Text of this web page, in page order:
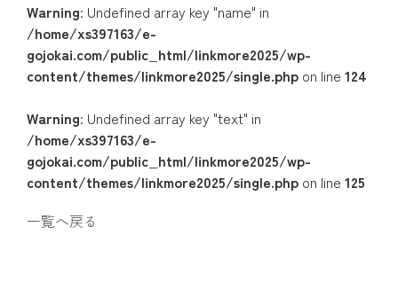
Warning: Undefined array key "name" in
/home/xs397163/e-
gojokai.com/public_html/linkmore2025/wp-
content/themes/linkmore2025/single.php on line 124
Warning: Undefined array key "text" in
/home/xs397163/e-
gojokai.com/public_html/linkmore2025/wp-
content/themes/linkmore2025/single.php on line 125
一覧へ戻る